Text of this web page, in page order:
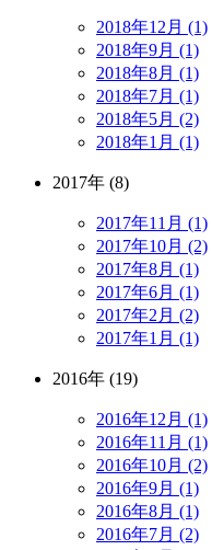
2018年12月 (1)
2018年9月 (1)
2018年8月 (1)
2018年7月 (1)
2018年5月 (2)
2018年1月 (1)
2017年 (8)
2017年11月 (1)
2017年10月 (2)
2017年8月 (1)
2017年6月 (1)
2017年2月 (2)
2017年1月 (1)
2016年 (19)
2016年12月 (1)
2016年11月 (1)
2016年10月 (2)
2016年9月 (1)
2016年8月 (1)
2016年7月 (2)